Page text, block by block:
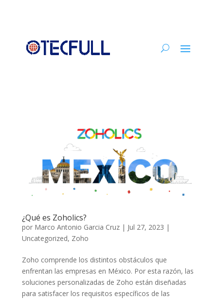
¿Qué es Zoholics?
por Marco Antonio Garcia Cruz| Jul 27, 2023 |
Uncategorized, Zoho
Zoho comprende los distintos obstáculos que
enfrentan las empresas en México. Por esta razón, las
soluciones personalizadas de Zoho están diseñadas
para satisfacer los requisitos específicos de las